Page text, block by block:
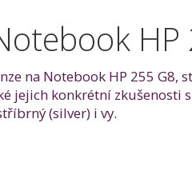
na Notebook HP 255
jejich konkrétní
(silver) i vy.